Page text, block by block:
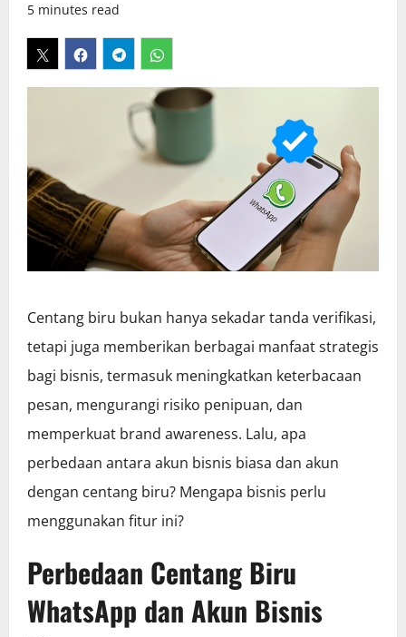
5 minutes read
Centang biru bukan hanya sekadar tanda verifikasi,
tetapi juga memberikan berbagai manfaat strategis
bagi bisnis, termasuk meningkatkan keterbacaan
pesan, mengurangi risiko penipuan, dan
memperkuat brand awareness. Lalu, apa
perbedaan antara akun bisnis biasa dan akun
dengan centang biru? Mengapa bisnis perlu
menggunakan fitur ini?
Perbedaan Centang Biru
WhatsApp dan Akun Bisnis